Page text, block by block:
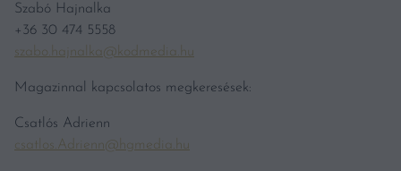
Szabó Hajnalka
+36 30 474 5558
szabo.hajnalka@kodmedia.hu
Magazinnal kapcsolatos megkeresések:
Csatlós Adrienn
csatlos.Adrienn@hgmedia.hu